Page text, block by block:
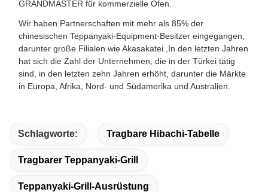
GRANDMASTER für kommerzielle Öfen.
Wir haben Partnerschaften mit mehr als 85% der
chinesischen Teppanyaki-Equipment-Besitzer eingegangen,
darunter große Filialen wie Akasakatei.,In den letzten Jahren
hat sich die Zahl der Unternehmen, die in der Türkei tätig
sind, in den letzten zehn Jahren erhöht, darunter die Märkte
in Europa, Afrika, Nord- und Südamerika und Australien.
Schlagworte: Tragbare Hibachi-Tabelle
Tragbarer Teppanyaki-Grill
Teppanyaki-Grill-Ausrüstung